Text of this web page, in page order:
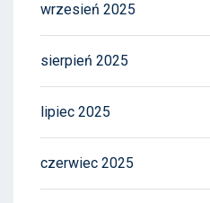
wrzesień 2025
sierpień 2025
lipiec 2025
czerwiec 2025